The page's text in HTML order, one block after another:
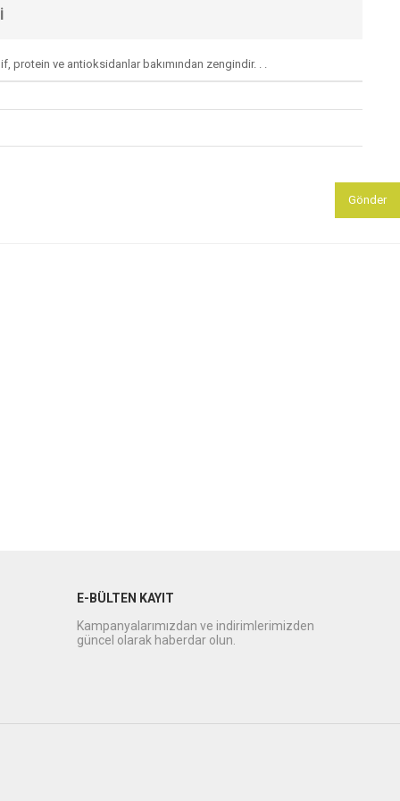
protein ve antioksidanlar bakımından zengindir. . .
Gönder
E-BÜLTEN KAYIT
Kampanyalarımızdan ve indirimlerimizden
güncel olarak haberdar olun.